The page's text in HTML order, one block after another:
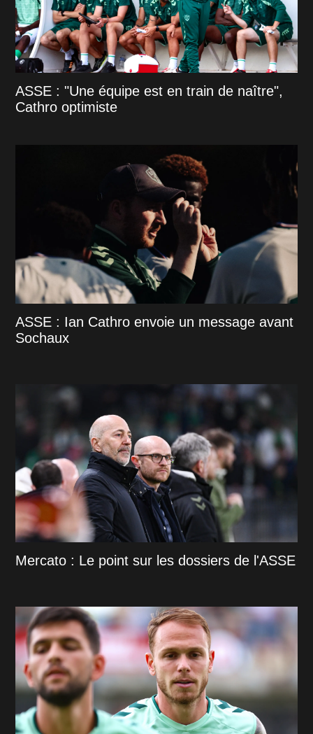
ASSE : "Une équipe est en train de naître",
Cathro optimiste
ASSE : Ian Cathro envoie un message avant
Sochaux
Mercato : Le point sur les dossiers de l'ASSE